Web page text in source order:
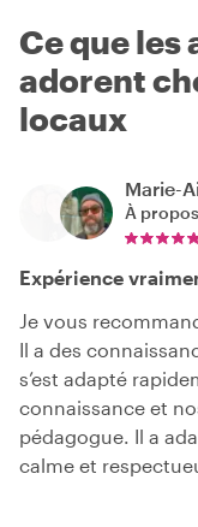
Ce que les
adorent
locaux
Marie-
À
Expérience
Je vous
Il a des
s’est adapté
connaissance et
pédagogue. Il a
calme et